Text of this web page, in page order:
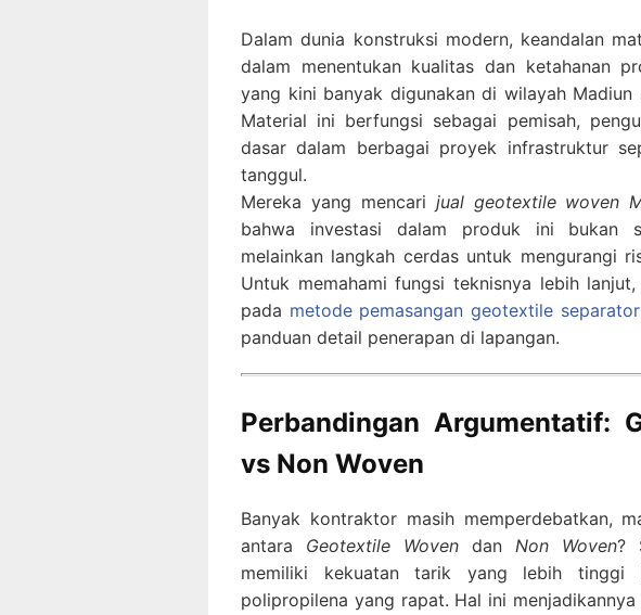
Dalam dunia konstruksi modern, keandalan
dalam menentukan kualitas dan ketahanan
yang kini banyak digunakan di wilayah
Material ini berfungsi sebagai pemisah,
dasar dalam berbagai proyek infrastruktur
tanggul.
Mereka yang mencari jual geotextile woven
bahwa investasi dalam produk ini bukan
melainkan langkah cerdas untuk mengurangi
Untuk memahami fungsi teknisnya lebih
pada metode pemasangan geotextile
panduan detail penerapan di lapangan.
Perbandingan Argumentatif:
vs Non Woven
Banyak kontraktor masih memperdebatkan,
antara Geotextile Woven dan Non Woven?
memiliki kekuatan tarik yang lebih tinggi
polipropilena yang rapat. Hal ini